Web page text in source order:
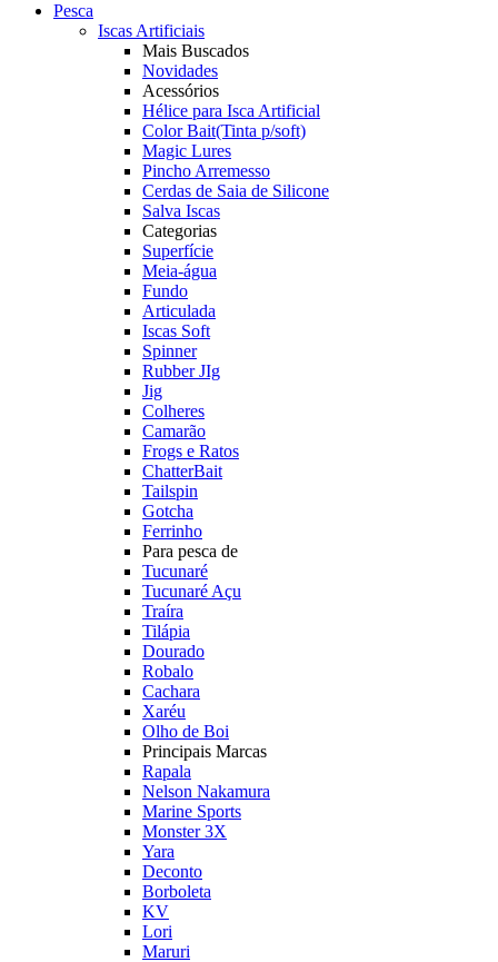
Pesca
Iscas Artificiais
Mais Buscados
Novidades
Acessórios
Hélice para Isca Artificial
Color Bait(Tinta p/soft)
Magic Lures
Pincho Arremesso
Cerdas de Saia de Silicone
Salva Iscas
Categorias
Superfície
Meia-água
Fundo
Articulada
Iscas Soft
Spinner
Rubber JIg
Jig
Colheres
Camarão
Frogs e Ratos
ChatterBait
Tailspin
Gotcha
Ferrinho
Para pesca de
Tucunaré
Tucunaré Açu
Traíra
Tilápia
Dourado
Robalo
Cachara
Xaréu
Olho de Boi
Principais Marcas
Rapala
Nelson Nakamura
Marine Sports
Monster 3X
Yara
Deconto
Borboleta
KV
Lori
Maruri